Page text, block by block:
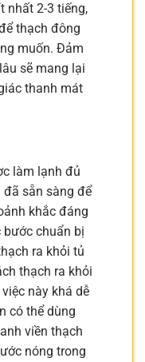
nhất 2-3 tiếng,
thạch đông
muốn. Đảm
sẽ mang lại
thanh mát
làm lạnh đủ
sẵn sàng để
khắc đáng
chuẩn bị
ra khỏi tủ
thạch ra khỏi
này khá dễ
có thể dùng
viền thạch
nóng trong